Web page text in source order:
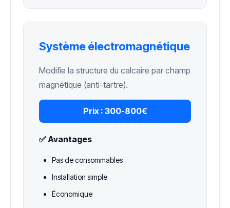
Système électromagnétique
Modifie la structure du calcaire par champ
magnétique (anti-tartre).
Prix : 300-800€
✅ Avantages
Pas de consommables
Installation simple
Économique